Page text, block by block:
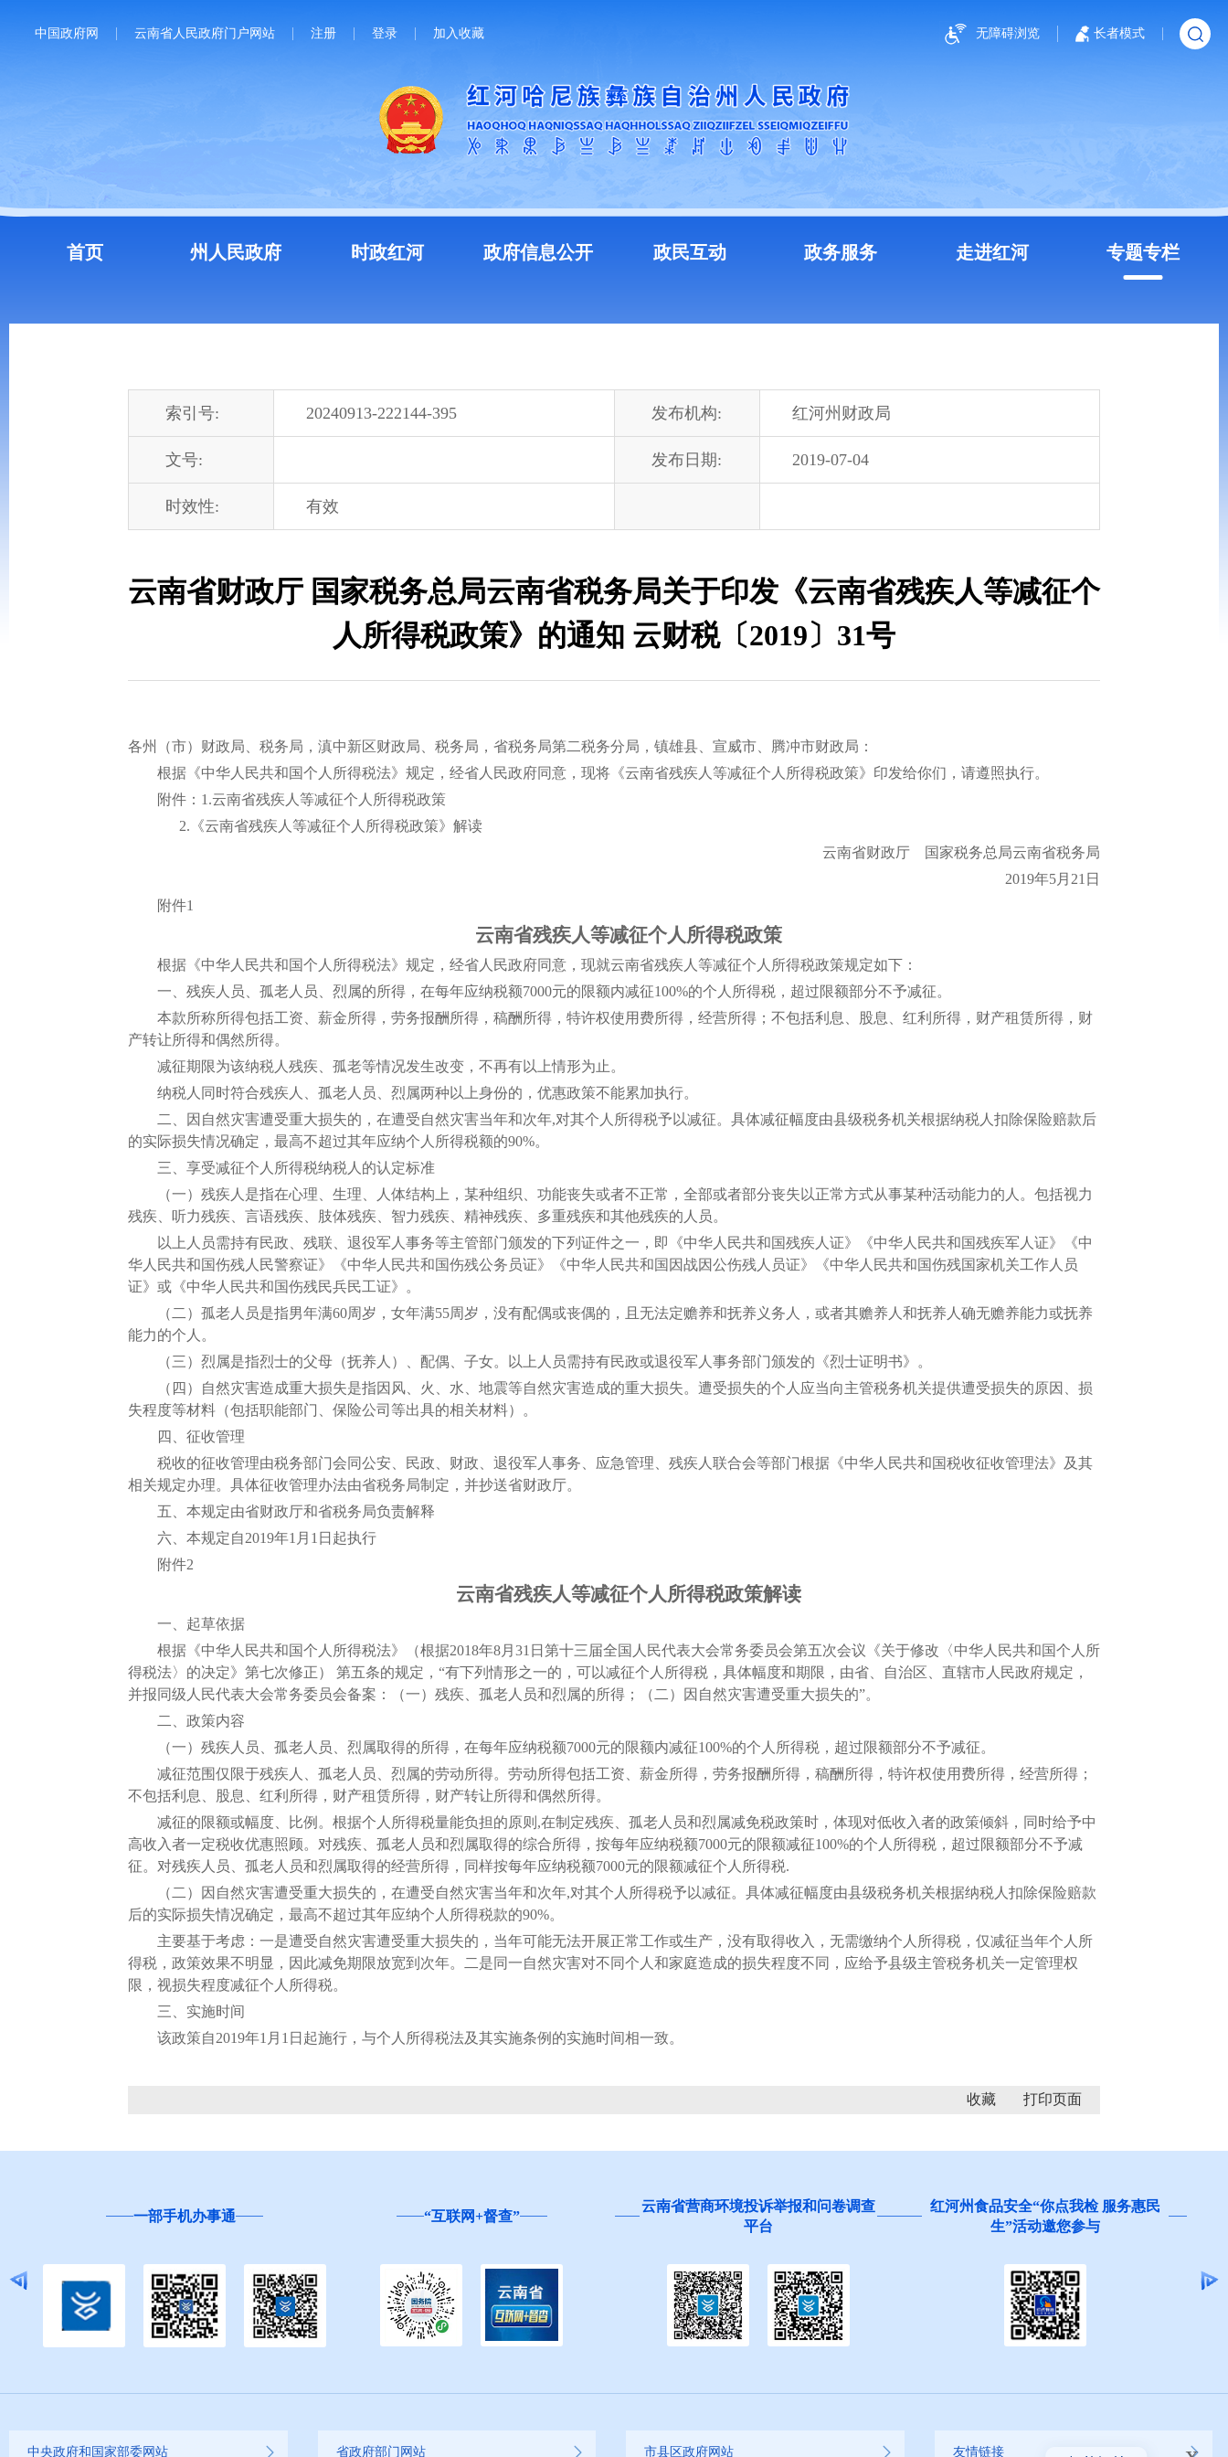
中国政府网 云南省人民政府门户网站 注册 登录 加入收藏 无障碍浏览 长者模式
首页 州人民政府 时政红河 政府信息公开 政民互动 政务服务 走进红河 专题专栏
索引号: 20240913-222144-395 发布机构: 红河州财政局
文号: 发布日期: 2019-07-04
时效性: 有效
云南省财政厅 国家税务总局云南省税务局关于印发《云南省残疾人等减征个
人所得税政策》的通知 云财税〔2019〕31号
各州（市）财政局、税务局，滇中新区财政局、税务局，省税务局第二税务分局，镇雄县、宣威市、腾冲市财政局：
根据《中华人民共和国个人所得税法》规定，经省人民政府同意，现将《云南省残疾人等减征个人所得税政策》印发给你们，请遵照执行。
附件：1.云南省残疾人等减征个人所得税政策
2.《云南省残疾人等减征个人所得税政策》解读
云南省财政厅 国家税务总局云南省税务局
2019年5月21日
附件1
云南省残疾人等减征个人所得税政策
根据《中华人民共和国个人所得税法》规定，经省人民政府同意，现就云南省残疾人等减征个人所得税政策规定如下：
一、残疾人员、孤老人员、烈属的所得，在每年应纳税额7000元的限额内减征100%的个人所得税，超过限额部分不予减征。
本款所称所得包括工资、薪金所得，劳务报酬所得，稿酬所得，特许权使用费所得，经营所得；不包括利息、股息、红利所得，财产租赁所得，财
产转让所得和偶然所得。
减征期限为该纳税人残疾、孤老等情况发生改变，不再有以上情形为止。
纳税人同时符合残疾人、孤老人员、烈属两种以上身份的，优惠政策不能累加执行。
二、因自然灾害遭受重大损失的，在遭受自然灾害当年和次年,对其个人所得税予以减征。具体减征幅度由县级税务机关根据纳税人扣除保险赔款后
的实际损失情况确定，最高不超过其年应纳个人所得税额的90%。
三、享受减征个人所得税纳税人的认定标准
（一）残疾人是指在心理、生理、人体结构上，某种组织、功能丧失或者不正常，全部或者部分丧失以正常方式从事某种活动能力的人。包括视力
残疾、听力残疾、言语残疾、肢体残疾、智力残疾、精神残疾、多重残疾和其他残疾的人员。
以上人员需持有民政、残联、退役军人事务等主管部门颁发的下列证件之一，即《中华人民共和国残疾人证》《中华人民共和国残疾军人证》《中
华人民共和国伤残人民警察证》《中华人民共和国伤残公务员证》《中华人民共和国因战因公伤残人员证》《中华人民共和国伤残国家机关工作人员
证》或《中华人民共和国伤残民兵民工证》。
（二）孤老人员是指男年满60周岁，女年满55周岁，没有配偶或丧偶的，且无法定赡养和抚养义务人，或者其赡养人和抚养人确无赡养能力或抚养
能力的个人。
（三）烈属是指烈士的父母（抚养人）、配偶、子女。以上人员需持有民政或退役军人事务部门颁发的《烈士证明书》。
（四）自然灾害造成重大损失是指因风、火、水、地震等自然灾害造成的重大损失。遭受损失的个人应当向主管税务机关提供遭受损失的原因、损
失程度等材料（包括职能部门、保险公司等出具的相关材料）。
四、征收管理
税收的征收管理由税务部门会同公安、民政、财政、退役军人事务、应急管理、残疾人联合会等部门根据《中华人民共和国税收征收管理法》及其
相关规定办理。具体征收管理办法由省税务局制定，并抄送省财政厅。
五、本规定由省财政厅和省税务局负责解释
六、本规定自2019年1月1日起执行
附件2
云南省残疾人等减征个人所得税政策解读
一、起草依据
根据《中华人民共和国个人所得税法》（根据2018年8月31日第十三届全国人民代表大会常务委员会第五次会议《关于修改〈中华人民共和国个人所
得税法〉的决定》第七次修正） 第五条的规定，“有下列情形之一的，可以减征个人所得税，具体幅度和期限，由省、自治区、直辖市人民政府规定，
并报同级人民代表大会常务委员会备案：（一）残疾、孤老人员和烈属的所得；（二）因自然灾害遭受重大损失的”。
二、政策内容
（一）残疾人员、孤老人员、烈属取得的所得，在每年应纳税额7000元的限额内减征100%的个人所得税，超过限额部分不予减征。
减征范围仅限于残疾人、孤老人员、烈属的劳动所得。劳动所得包括工资、薪金所得，劳务报酬所得，稿酬所得，特许权使用费所得，经营所得；
不包括利息、股息、红利所得，财产租赁所得，财产转让所得和偶然所得。
减征的限额或幅度、比例。根据个人所得税量能负担的原则,在制定残疾、孤老人员和烈属减免税政策时，体现对低收入者的政策倾斜，同时给予中
高收入者一定税收优惠照顾。对残疾、孤老人员和烈属取得的综合所得，按每年应纳税额7000元的限额减征100%的个人所得税，超过限额部分不予减
征。对残疾人员、孤老人员和烈属取得的经营所得，同样按每年应纳税额7000元的限额减征个人所得税.
（二）因自然灾害遭受重大损失的，在遭受自然灾害当年和次年,对其个人所得税予以减征。具体减征幅度由县级税务机关根据纳税人扣除保险赔款
后的实际损失情况确定，最高不超过其年应纳个人所得税款的90%。
主要基于考虑：一是遭受自然灾害遭受重大损失的，当年可能无法开展正常工作或生产，没有取得收入，无需缴纳个人所得税，仅减征当年个人所
得税，政策效果不明显，因此减免期限放宽到次年。二是同一自然灾害对不同个人和家庭造成的损失程度不同，应给予县级主管税务机关一定管理权
限，视损失程度减征个人所得税。
三、实施时间
该政策自2019年1月1日起施行，与个人所得税法及其实施条例的实施时间相一致。
收藏
一部手机办事通 “互联网+督查”
云南省营商环境投诉举报和问卷调查
平台
红河州食品安全“你点我检 服务惠民
生”活动邀您参与
中央政府和国家部委网站 省政府部门网站 市县区政府网站 友情链接